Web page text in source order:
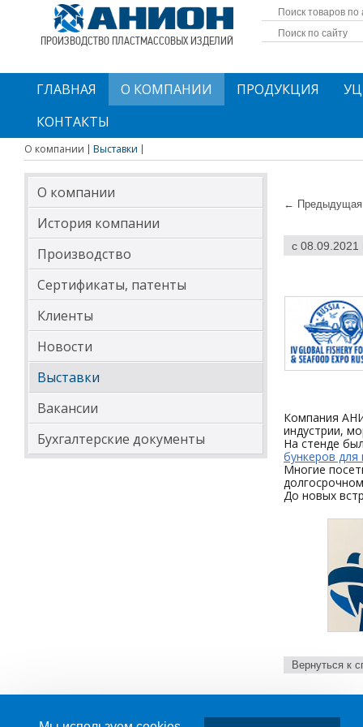
ПРОИЗВОДСТВО ПЛАСТМАССОВЫХ ИЗДЕЛИЙ
ГЛАВНАЯ О КОМПАНИИ ПРОДУКЦИЯ
КОНТАКТЫ
О компании Выставки
О компании
История компании
Производство
Сертификаты, патенты
Клиенты
Новости
Выставки
Вакансии
Бухгалтерские документы
← Предыдущая
с 08.09.2021
Компания
индустрии,
На стенде
бункеров
Многие
До новых
Вернуться к